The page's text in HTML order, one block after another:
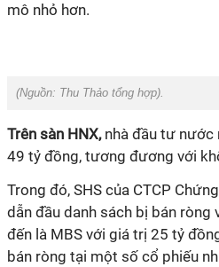
mô nhỏ hơn.
(Nguồn: Thu Thảo tổng hợp).
Trên sàn HNX, nhà đầu tư nước
49 tỷ đồng, tương đương với
Trong đó, SHS của CTCP
dẫn đầu danh sách bị bán ròng
đến là MBS với giá trị 25 tỷ
bán ròng tại một số cổ phiếu